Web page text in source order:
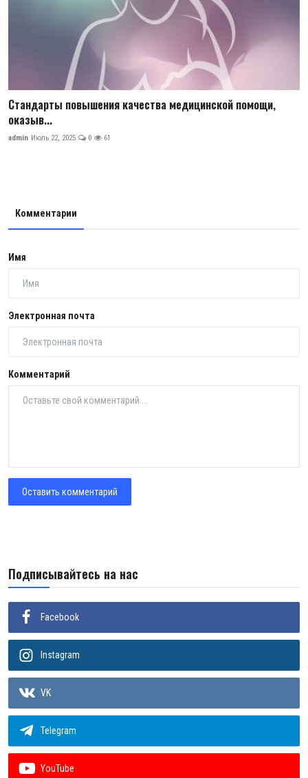
Стандарты повышения качества медицинской помощи,
оказыв...
admin Июль 22, 2025 0 61
Комментарии
Имя
Электронная почта
Комментарий
Оставить комментарий
Подписывайтесь на нас
Facebook
Instagram
VK
Telegram
YouTube